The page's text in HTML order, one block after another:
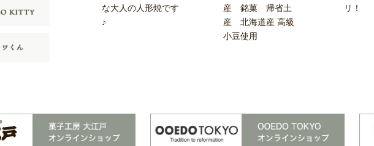
な大人の人形焼です
♪
産 銘菓 帰省土
産 北海道産 高級
小豆使用
リ！